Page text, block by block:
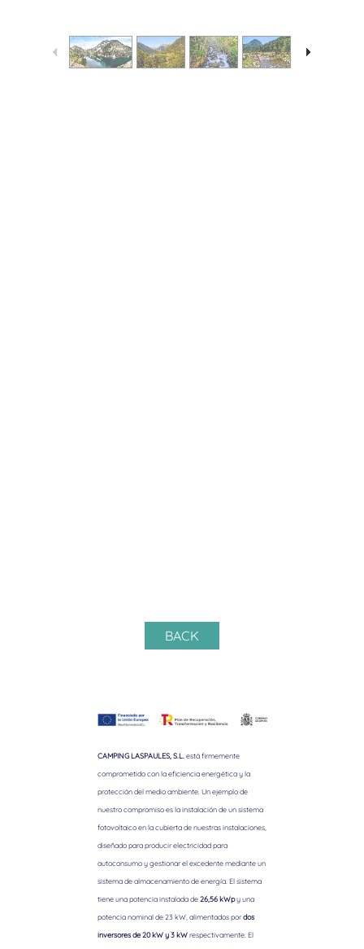
BACK
CAMPING LASPAULES, S.L.está firmemente
comprometido con la eficiencia energética y la
protección del medio ambiente. Un ejemplo de
nuestro compromiso es la instalación de un sistema
fotovoltaico en la cubierta de nuestras instalaciones,
diseñado para producir electricidad para
autoconsumo y gestionar el excedente mediante un
sistema de almacenamiento de energía. El sistema
tiene una potencia instalada de26,56 kWpy una
potencia nominal de 23 kW, alimentados pordos
inversores de 20 kW y 3 kWrespectivamente. El